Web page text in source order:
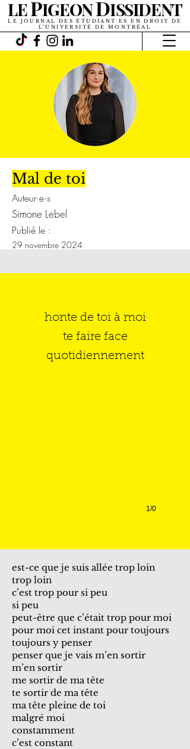
LEPIGEONDISSIDENT
LE JOURNAL DES ÉTUDIANT·ES EN DROIT DE
L’UNIVERSITÉ DE MONTRÉAL
Mal de toi
Auteur·e·s
Simone Lebel
Publié le :
29 novembre 2024
honte de toi à moi
te faire face
quotidiennement
1/0
est-ce que je suis allée trop loin
trop loin
c’est trop pour si peu
si peu
peut-être que c’était trop pour moi
pour moi cet instant pour toujours
toujours y penser
penser que je vais m’en sortir
m’en sortir
me sortir de ma tête
te sortir de ma tête
ma tête pleine de toi
malgré moi
constamment
c’est constant